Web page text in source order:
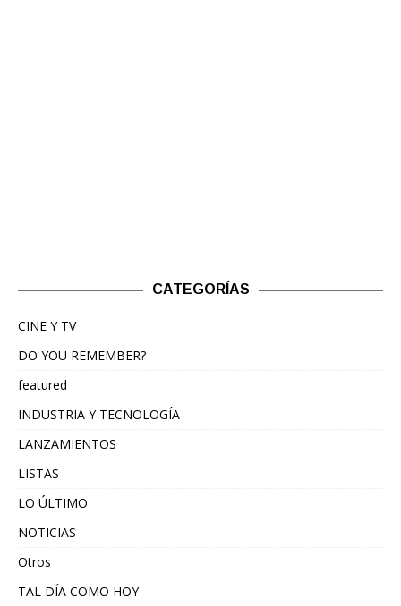
CATEGORÍAS
CINE Y TV
DO YOU REMEMBER?
featured
INDUSTRIA Y TECNOLOGÍA
LANZAMIENTOS
LISTAS
LO ÚLTIMO
NOTICIAS
Otros
TAL DÍA COMO HOY